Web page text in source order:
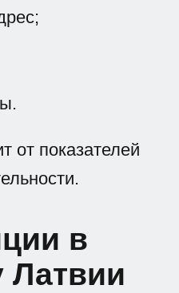
от показателей
в
Латвии